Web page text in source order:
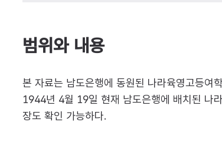
범위와 내용
본 자료는 남도은행에 동원된 나라육영고등여
1944년 4월 19일 현재 남도은행에 배치된 나
장도 확인 가능하다.